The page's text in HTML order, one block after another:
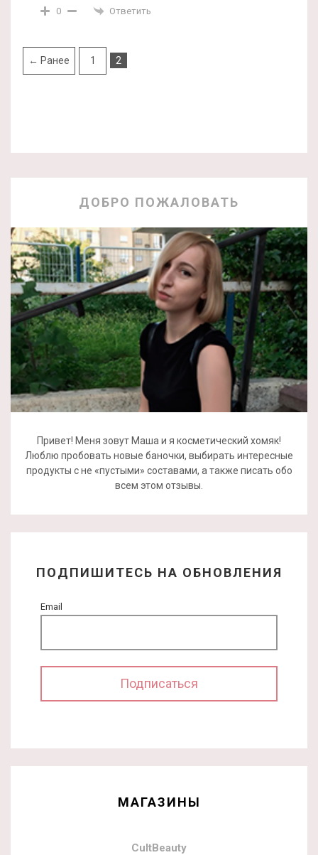
0 Ответить
← Ранее 1 2
ДОБРО ПОЖАЛОВАТЬ
Привет! Меня зовут Маша и я косметический хомяк!
Люблю пробовать новые баночки, выбирать интересные
продукты с не «пустыми» составами, а также писать обо
всем этом отзывы.
ПОДПИШИТЕСЬ НА ОБНОВЛЕНИЯ
Email
МАГАЗИНЫ
CultBeauty